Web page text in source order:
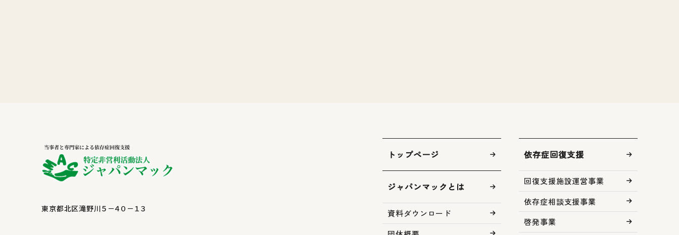
東京都北区滝野川５－４０－１３
トップページ
ジャパンマックとは
資料ダウンロード
依存症回復支援
回復支援施設運営事業
依存症相談支援事業
啓発事業